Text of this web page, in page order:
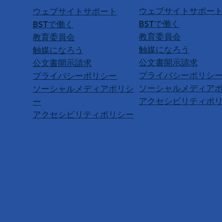
ウェブサイトサポート
BSTで働く
教育委員会
触媒になろう
公文書開示請求
プライバシーポリシー
ソーシャルメディアポリシ
ー
アクセシビリティポリシー
ウェブサイトサポート
BSTで働く
教育委員会
触媒になろう
公文書開示請求
プライバシーポリシー
ソーシャルメディア
アクセシビリティポ